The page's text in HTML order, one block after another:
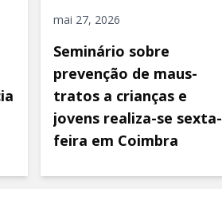
mai 27, 2026
Seminário sobre
prevenção de maus-
tratos a crianças e
jovens realiza-se sexta-
feira em Coimbra